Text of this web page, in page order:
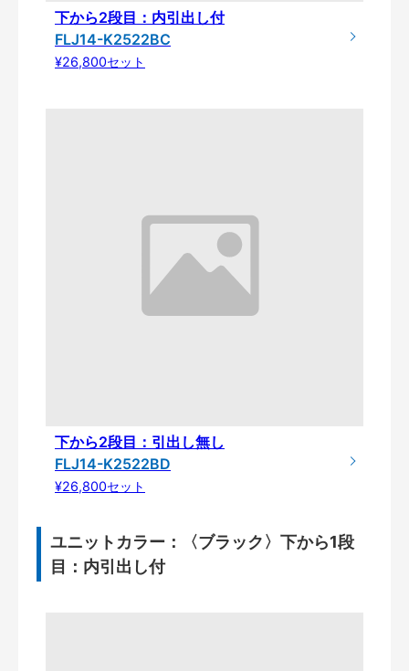
下から2段目：内引出し付
FLJ14-K2522BC
¥26,800セット
下から2段目：引出し無し
FLJ14-K2522BD
¥26,800セット
ユニットカラー：〈ブラック〉下から1段
目：内引出し付